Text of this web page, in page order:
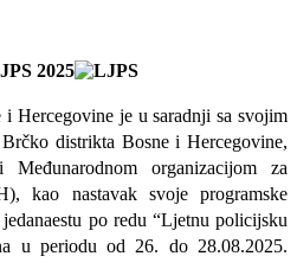
i Hercegovine je u saradnjisa svojim
distrikta Bosne i Hercegovine,
organizacijom za
kao nastavak svoje programske
po redu “Ljetnu policijsku
u periodu od 26. do 28.08.2025.